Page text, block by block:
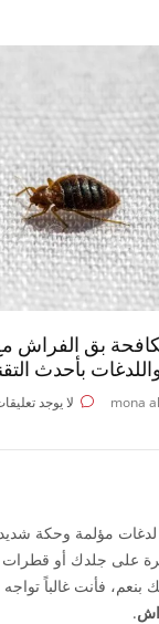
بق الفراش
بأحدث
mona لا يوجد
مؤلمة وحكة
على جلدك أو قطرات
بنعم، فأنت غالباً
.